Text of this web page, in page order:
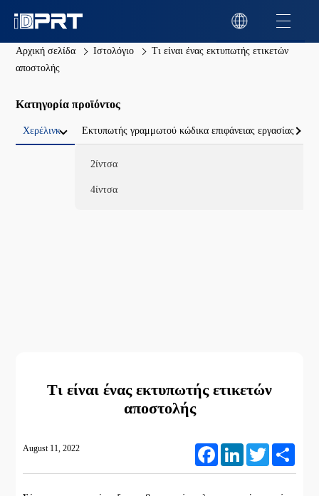
Αρχική σελίδα Ιστολόγιο
Τι είναι ένας εκτυπωτής ετικετών
αποστολής
Κατηγορία προϊόντος
Χερέλινκ Εκτυπωτής γραμμωτού κώδικα επιφάνειας εργασίας
2ίντσα
4ίντσα
Τι είναι ένας εκτυπωτής ετικετών
αποστολής
August 11, 2022 FacebookLinkedIn Twitter